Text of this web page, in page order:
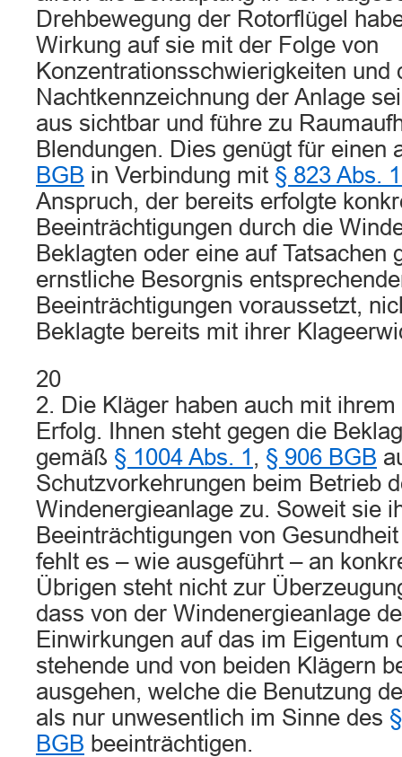
Drehbewegung der Rotorflügel
Wirkung auf sie mit der Folge von
Konzentrationsschwierigkeiten und
Nachtkennzeichnung der Anlage
aus sichtbar und führe zu
Blendungen. Dies genügt für einen
BGB in Verbindung mit § 823 Abs.
Anspruch, der bereits erfolgte
Beeinträchtigungen durch die
Beklagten oder eine auf Tatsachen
ernstliche Besorgnis
Beeinträchtigungen voraussetzt,
Beklagte bereits mit ihrer
20
2. Die Kläger haben auch mit
Erfolg. Ihnen steht gegen die
gemäß § 1004 Abs. 1 , § 906 BGB
Schutzvorkehrungen beim Betrieb
Windenergieanlage zu. Soweit sie
Beeinträchtigungen von
fehlt es – wie ausgeführt – an
Übrigen steht nicht zur
dass von der Windenergieanlage
Einwirkungen auf das im Eigentum
stehende und von beiden Klägern
ausgehen, welche die Benutzung
als nur unwesentlich im Sinne des
BGB beeinträchtigen.